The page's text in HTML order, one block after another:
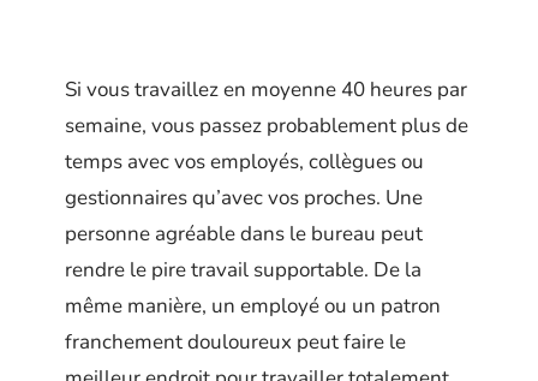
Si vous travaillez en moyenne 40 heures par
semaine, vous passez probablement plus de
temps avec vos employés, collègues ou
gestionnaires qu’avec vos proches. Une
personne agréable dans le bureau peut
rendre le pire travail supportable. De la
même manière, un employé ou un patron
franchement douloureux peut faire le